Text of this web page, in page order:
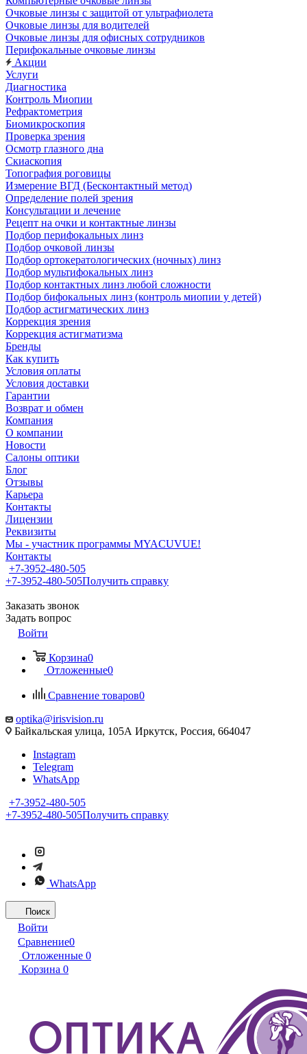
Очковые линзы с защитой от ультрафиолета
Очковые линзы для водителей
Очковые линзы для офисных сотрудников
Перифокальные очковые линзы
Акции
Услуги
Диагностика
Контроль Миопии
Рефрактометрия
Биомикроскопия
Проверка зрения
Осмотр глазного дна
Скиаскопия
Топография роговицы
Измерение ВГД (Бесконтактный метод)
Определение полей зрения
Консультации и лечение
Рецепт на очки и контактные линзы
Подбор перифокальных линз
Подбор очковой линзы
Подбор ортокератологических (ночных) линз
Подбор мультифокальных линз
Подбор контактных линз любой сложности
Подбор бифокальных линз (контроль миопии у детей)
Подбор астигматических линз
Коррекция зрения
Коррекция астигматизма
Бренды
Как купить
Условия оплаты
Условия доставки
Гарантии
Возврат и обмен
Компания
О компании
Новости
Салоны оптики
Блог
Отзывы
Карьера
Контакты
Лицензии
Реквизиты
Мы - участник программы MYACUVUE!
Контакты
+7-3952-480-505
+7-3952-480-505Получить справку
Заказать звонок
Задать вопрос
Войти
Корзина0
Отложенные0
Сравнение товаров0
optika@irisvision.ru
Байкальская улица, 105А Иркутск, Россия, 664047
Instagram
Telegram
WhatsApp
+7-3952-480-505
+7-3952-480-505Получить справку
WhatsApp
Поиск
Войти
Сравнение0
Отложенные 0
Корзина 0